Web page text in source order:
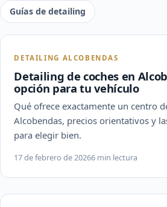
Guías de detailing
DETAILING ALCOBENDAS
Detailing de coches en
opción para tu vehículo
Qué ofrece exactamente un centro
Alcobendas, precios orientativos y
para elegir bien.
17 de febrero de 20266 min lectura